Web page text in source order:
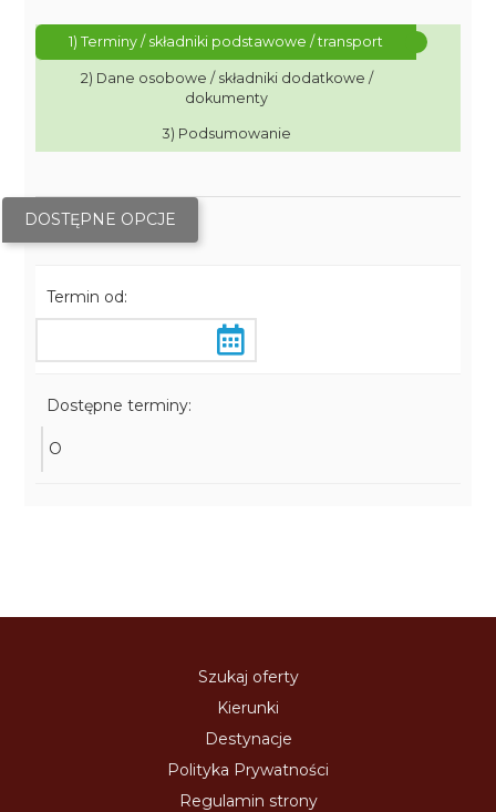
1) Terminy / składniki podstawowe / transport
2) Dane osobowe / składniki dodatkowe /
dokumenty
3) Podsumowanie
DOSTĘPNE OPCJE
Termin od:
Dostępne terminy:
O
Szukaj oferty
Kierunki
Destynacje
Polityka Prywatności
Regulamin strony